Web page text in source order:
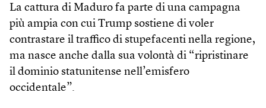
La cattura di Maduro fa parte di una campagna
più ampia con cui Trump sostiene di voler
contrastare il traffico di stupefacenti nella regione,
ma nasce anche dalla sua volontà di “ripristinare
il dominio statunitense nell’emisfero
occidentale”.